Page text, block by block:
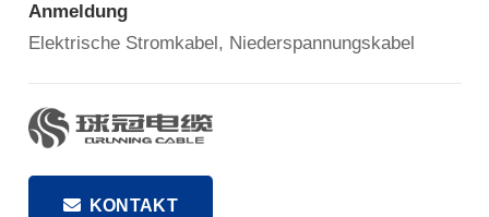
Anmeldung
Elektrische Stromkabel, Niederspannungskabel
KONTAKT